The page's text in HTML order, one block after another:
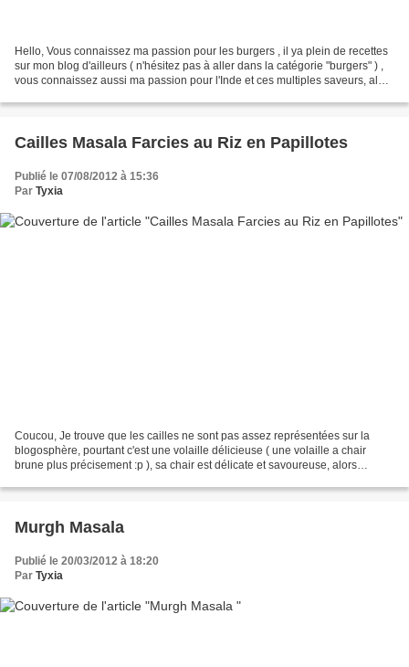
Hello, Vous connaissez ma passion pour les burgers , il ya plein de recettes
sur mon blog d'ailleurs ( n'hésitez pas à aller dans la catégorie "burgers" ) ,
vous connaissez aussi ma passion pour l'Inde et ces multiples saveurs, alors
Cailles Masala Farcies au Riz en Papillotes
Publié le 07/08/2012 à 15:36
Par Tyxia
Coucou, Je trouve que les cailles ne sont pas assez représentées sur la
blogosphère, pourtant c'est une volaille délicieuse ( une volaille a chair
brune plus précisement :p ), sa chair est délicate et savoureuse, alors
Murgh Masala
Publié le 20/03/2012 à 18:20
Par Tyxia